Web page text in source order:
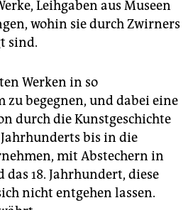
Leihgaben aus Museen
wohin sie durch Zwirners
sind.
Werken in so
begegnen, und dabei eine
durch die Kunstgeschichte
bis in die
mit Abstechern in
das 18. Jahrhundert, diese
nicht entgehen lassen.